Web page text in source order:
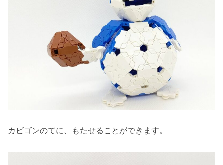
カビゴンのてに、もたせることができます。